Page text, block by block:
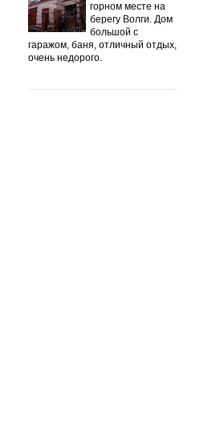
горном месте на
берегу Волги. Дом
большой с
гаражом, баня, отличный отдых,
очень недорого.